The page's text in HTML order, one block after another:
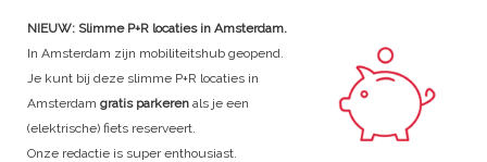
NIEUW: Slimme P+R locaties in Amsterdam.
In Amsterdam zijn mobiliteitshub geopend.
Je kunt bij deze slimme P+R locaties in
Amsterdam gratis parkeren als je een
(elektrische) fiets reserveert.
Onze redactie is super enthousiast.